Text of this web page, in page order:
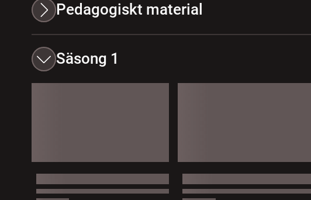
Pedagogiskt material
Säsong 1